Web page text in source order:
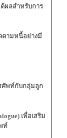
ผลสำหรับการ
ตามหนี้อย่างมี
ศัพท์กับกลุ่มลูก
เพื่อเสริม
ท์